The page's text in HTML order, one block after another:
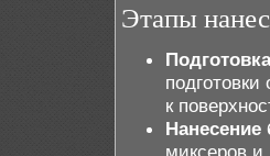
Этапы
к
Нанесение
миксеров и